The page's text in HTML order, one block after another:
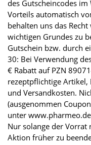
des Gutscheincodes
Vorteils automatisch
behalten uns das
wichtigen Grundes zu
Gutschein bzw. durch
30: Bei Verwendung
€ Rabatt auf PZN
rezeptpflichtige Artikel,
und Versandkosten.
(ausgenommen
unter
Nur solange der
Aktion früher zu